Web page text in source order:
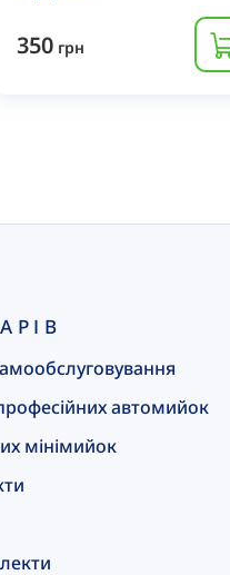
350 грн
автомийок
мінімийок